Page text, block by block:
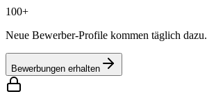
100+
Neue Bewerber-Profile kommen täglich dazu.
Bewerbungen erhalten